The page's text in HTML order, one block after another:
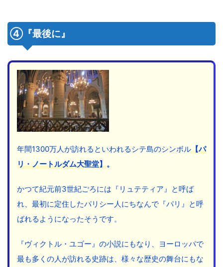
④『最後に』
年間1300万人が訪れるといわれるシテ島のシンボル【パ
リ・ノートルダム大聖堂】。
かつて紀元前3世紀ごろには『リュテティア』と呼ば
れ、最初に定住したパリシー人にちなんで『パリ』と呼
ばれるようになったそうです。
『ヴィクトル・ユゴー』の小説にもなり、ヨーロッパで
最も多くの人が訪れる史跡は、様々な歴史の舞台にもな